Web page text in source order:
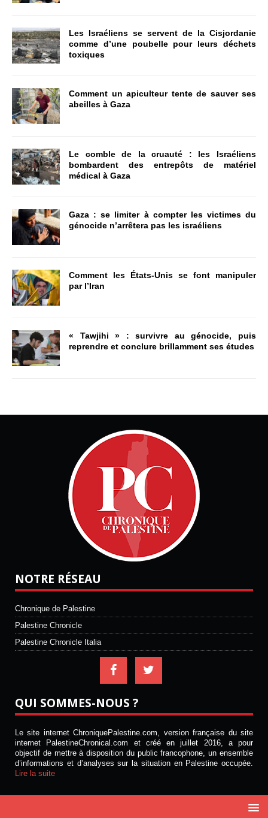
Les Israéliens se servent de la Cisjordanie
comme d’une poubelle pour leurs déchets
toxiques
Comment un apiculteur tente de sauver ses
abeilles à Gaza
Le comble de la cruauté : les Israéliens
bombardent des entrepôts de matériel
médical à Gaza
Gaza : se limiter à compter les victimes du
génocide n’arrêtera pas les israéliens
Comment les États-Unis se font manipuler
par l’Iran
« Tawjihi » : survivre au génocide, puis
reprendre et conclure brillamment ses études
NOTRE RÉSEAU
Chronique de Palestine
Palestine Chronicle
Palestine Chronicle Italia
QUI SOMMES-NOUS ?
Le site internet ChroniquePalestine.com, version française du site
internet PalestineChronical.com et créé en juillet 2016, a pour
objectif de mettre à disposition du public francophone, un ensemble
d’informations et d’analyses sur la situation en Palestine occupée.
Lire la suite